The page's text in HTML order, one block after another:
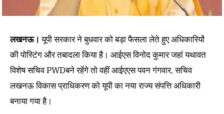
लखनऊ।यूपी सरकार ने बुधवार को बड़ा फैसला लेते हुए अधिकारियों
की पोस्टिंग और तबादला किया है। आईएस विनोद कुमार जहां यथावत
विशेष सचिव PWDबने रहेंगे तो वहीं आईएएस पवन गंगवार, सचिव
लखनऊ विकास प्राधिकरण को यूपी का नया राज्य संपत्ति अधिकारी
बनाया गया है।